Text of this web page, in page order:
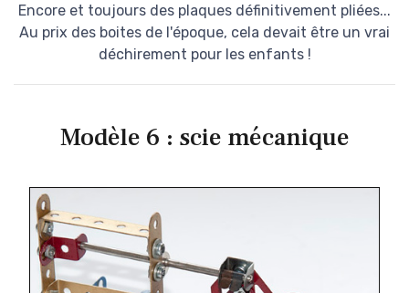
Encore et toujours des plaques définitivement pliées...
Au prix des boites de l'époque, cela devait être un vrai
déchirement pour les enfants !
Modèle 6 : scie mécanique